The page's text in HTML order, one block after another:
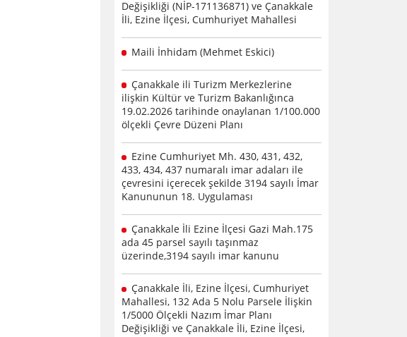
Değişikliği (NİP-171136871) ve Çanakkale
İli, Ezine İlçesi, Cumhuriyet Mahallesi
Maili İnhidam (Mehmet Eskici)
Çanakkale ili Turizm Merkezlerine
ilişkin Kültür ve Turizm Bakanlığınca
19.02.2026 tarihinde onaylanan 1/100.000
ölçekli Çevre Düzeni Planı
Ezine Cumhuriyet Mh. 430, 431, 432,
433, 434, 437 numaralı imar adaları ile
çevresini içerecek şekilde 3194 sayılı İmar
Kanununun 18. Uygulaması
Çanakkale İli Ezine İlçesi Gazi Mah.175
ada 45 parsel sayılı taşınmaz
üzerinde,3194 sayılı imar kanunu
Çanakkale İli, Ezine İlçesi, Cumhuriyet
Mahallesi, 132 Ada 5 Nolu Parsele İlişkin
1/5000 Ölçekli Nazım İmar Planı
Değişikliği ve Çanakkale İli, Ezine İlçesi,